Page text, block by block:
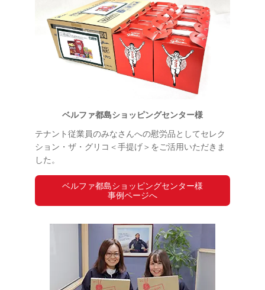
ベルファ都島ショッピングセンター様
テナント従業員のみなさんへの慰労品としてセレク
ション・ザ・グリコ＜手提げ＞をご活用いただきま
した。
ベルファ都島ショッピングセンター様
事例ページへ